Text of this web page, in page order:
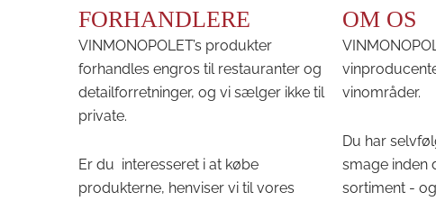
FORHANDLERE
VINMONOPOLET’s produkter
forhandles engros til restauranter og
detailforretninger, og vi sælger ikke til
private.
Er du interesseret i at købe
produkterne, henviser vi til vores
OM OS
vinområder.
Du har
smage inden
sortiment -